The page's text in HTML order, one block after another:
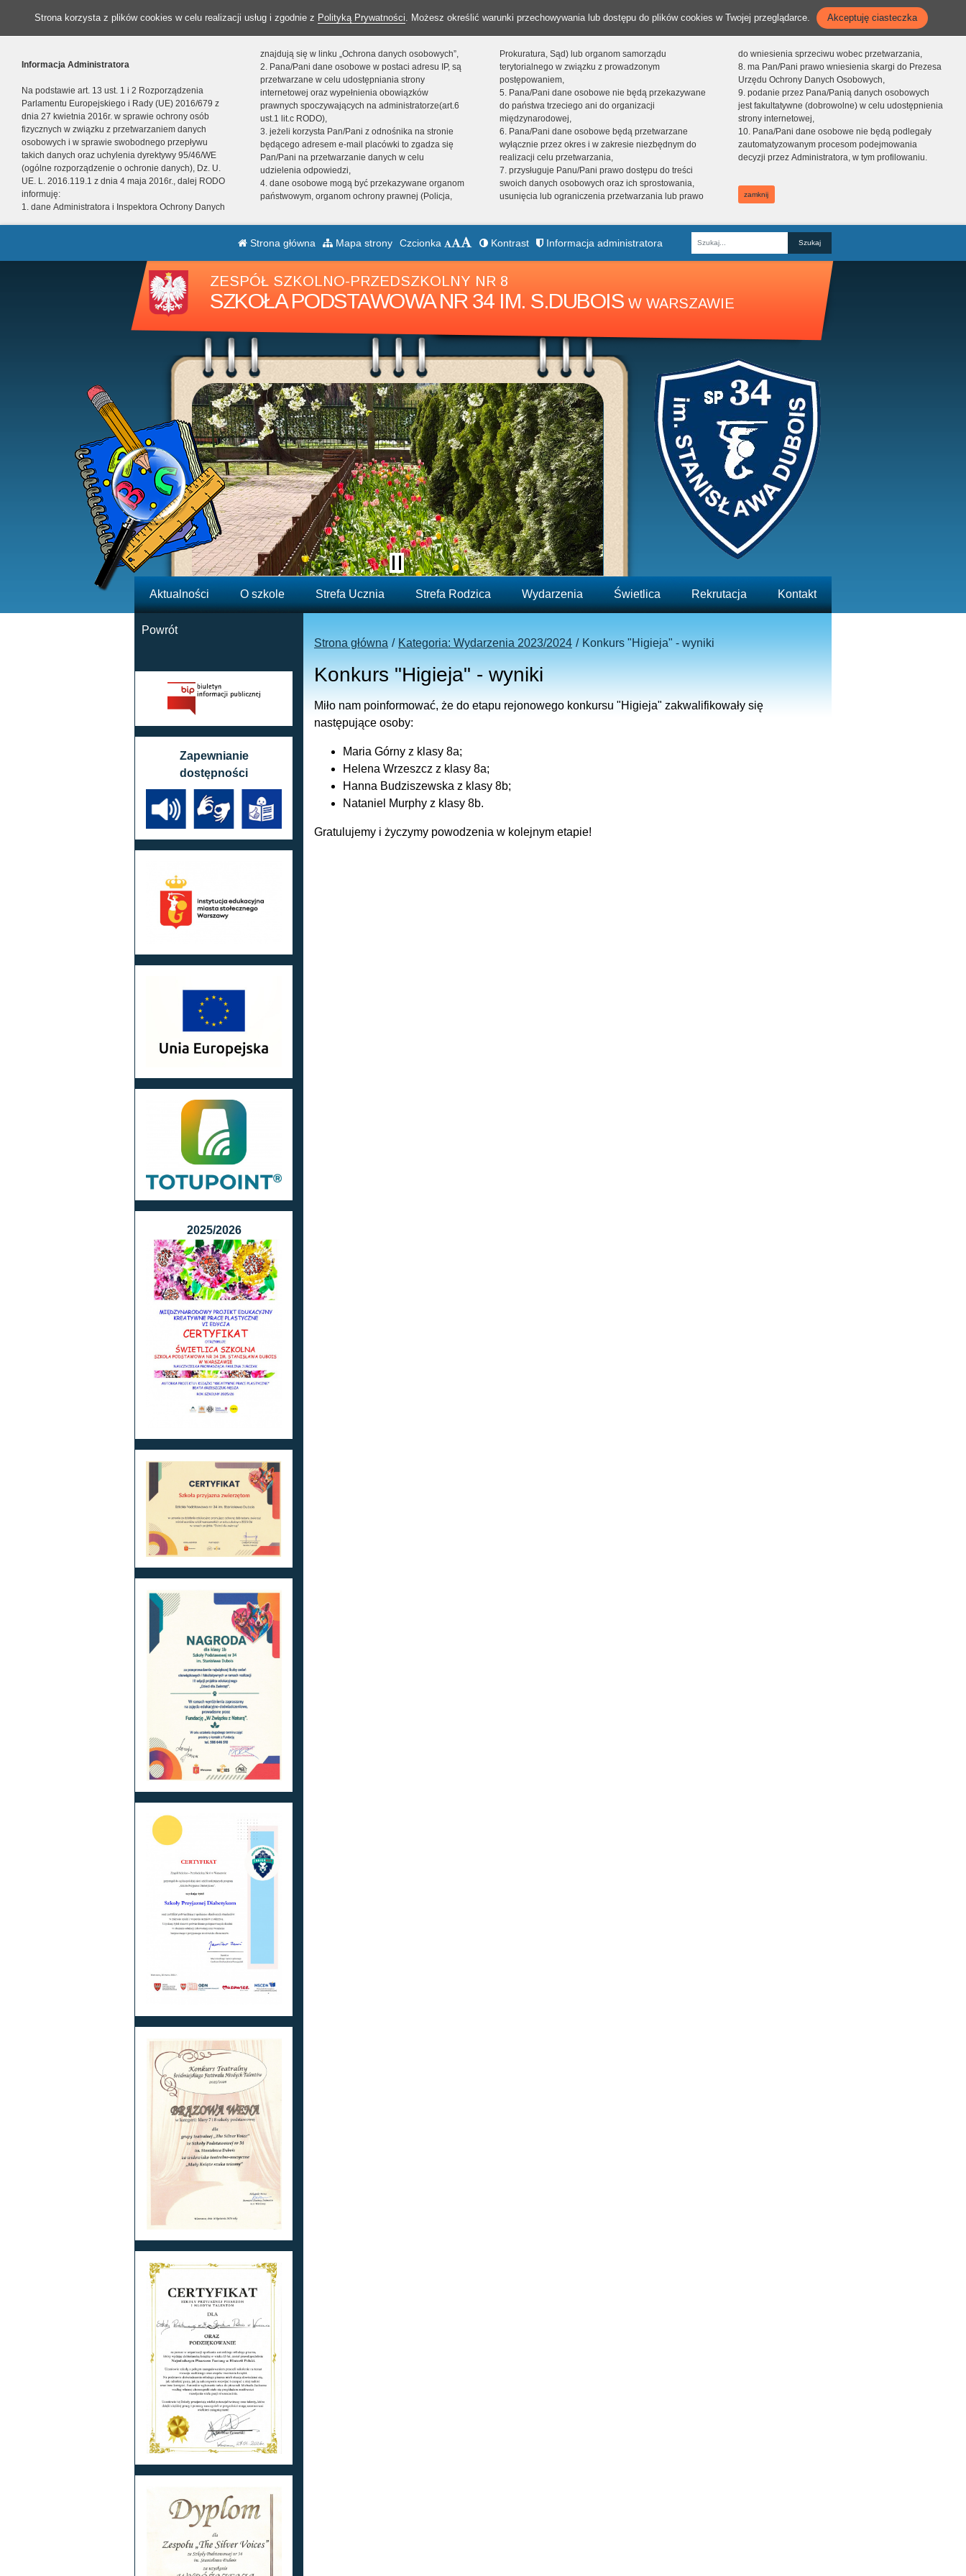
Strona korzysta z plików cookies w celu realizacji usług i zgodnie z Polityką Prywatności. Możesz określić warunki przechowywania lub dostępu do plików cookies w Twojej przeglądarce. Akceptuję ciasteczka
Informacja Administratora
Na podstawie art. 13 ust. 1 i 2 Rozporządzenia
Parlamentu Europejskiego i Rady (UE) 2016/679 z
dnia 27 kwietnia 2016r. w sprawie ochrony osób
fizycznych w związku z przetwarzaniem danych
osobowych i w sprawie swobodnego przepływu
takich danych oraz uchylenia dyrektywy 95/46/WE
(ogólne rozporządzenie o ochronie danych), Dz. U.
UE. L. 2016.119.1 z dnia 4 maja 2016r., dalej RODO
informuję:
1. dane Administratora i Inspektora Ochrony Danych
znajdują się w linku „Ochrona danych osobowych”,
2. Pana/Pani dane osobowe w postaci adresu IP, są
przetwarzane w celu udostępniania strony
internetowej oraz wypełnienia obowiązków
prawnych spoczywających na administratorze(art.6
ust.1 lit.c RODO),
3. jeżeli korzysta Pan/Pani z odnośnika na stronie
będącego adresem e-mail placówki to zgadza się
Pan/Pani na przetwarzanie danych w celu
udzielenia odpowiedzi,
4. dane osobowe mogą być przekazywane organom
państwowym, organom ochrony prawnej (Policja,
Prokuratura, Sąd) lub organom samorządu
terytorialnego w związku z prowadzonym
postępowaniem,
5. Pana/Pani dane osobowe nie będą przekazywane
do państwa trzeciego ani do organizacji
międzynarodowej,
6. Pana/Pani dane osobowe będą przetwarzane
wyłącznie przez okres i w zakresie niezbędnym do
realizacji celu przetwarzania,
7. przysługuje Panu/Pani prawo dostępu do treści
swoich danych osobowych oraz ich sprostowania,
usunięcia lub ograniczenia przetwarzania lub prawo
do wniesienia sprzeciwu wobec przetwarzania,
8. ma Pan/Pani prawo wniesienia skargi do Prezesa
Urzędu Ochrony Danych Osobowych,
9. podanie przez Pana/Panią danych osobowych
jest fakultatywne (dobrowolne) w celu udostępnienia
strony internetowej,
10. Pana/Pani dane osobowe nie będą podlegały
zautomatyzowanym procesom podejmowania
decyzji przez Administratora, w tym profilowaniu.
zamknij
Strona główna Mapa strony Czcionka Kontrast Informacja administratora
Fraza
ZESPÓŁ SZKOLNO-PRZEDSZKOLNY NR 8
SZKOŁA PODSTAWOWA NR 34 IM. S.DUBOIS W WARSZAWIE
Aktualności O szkole Strefa Ucznia Strefa Rodzica Wydarzenia Świetlica Rekrutacja Kontakt
Strona główna Kategoria: Wydarzenia 2023/2024 Konkurs "Higieja" - wyniki
Konkurs "Higieja" - wyniki
Miło nam poinformować, że do etapu rejonowego konkursu "Higieja" zakwalifikowały się
następujące osoby:
Maria Górny z klasy 8a;
Helena Wrzeszcz z klasy 8a;
Hanna Budziszewska z klasy 8b;
Nataniel Murphy z klasy 8b.
Gratulujemy i życzymy powodzenia w kolejnym etapie!
Powrót
Zapewnianie
dostępności
2025/2026